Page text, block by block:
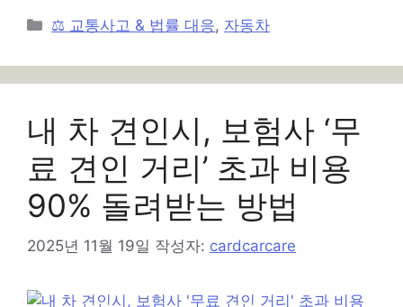
카
고
리
⚖️ 교통사고 & 법률 대응, 자동차
내 차 견인시, 보험사 ‘무
료 견인 거리’ 초과 비용
90% 돌려받는 방법
2025년 11월 19일 작성자: cardcarcare